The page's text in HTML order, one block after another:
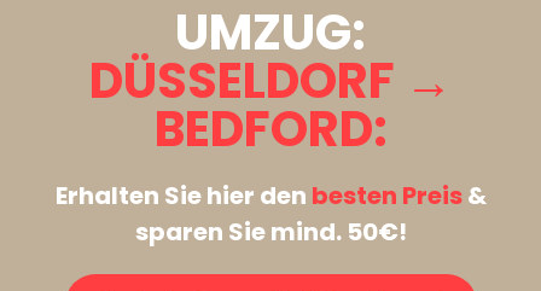
UMZUG:
DÜSSELDORF →
BEDFORD:
Erhalten Sie hier den besten Preis&
sparen Sie mind. 50€!